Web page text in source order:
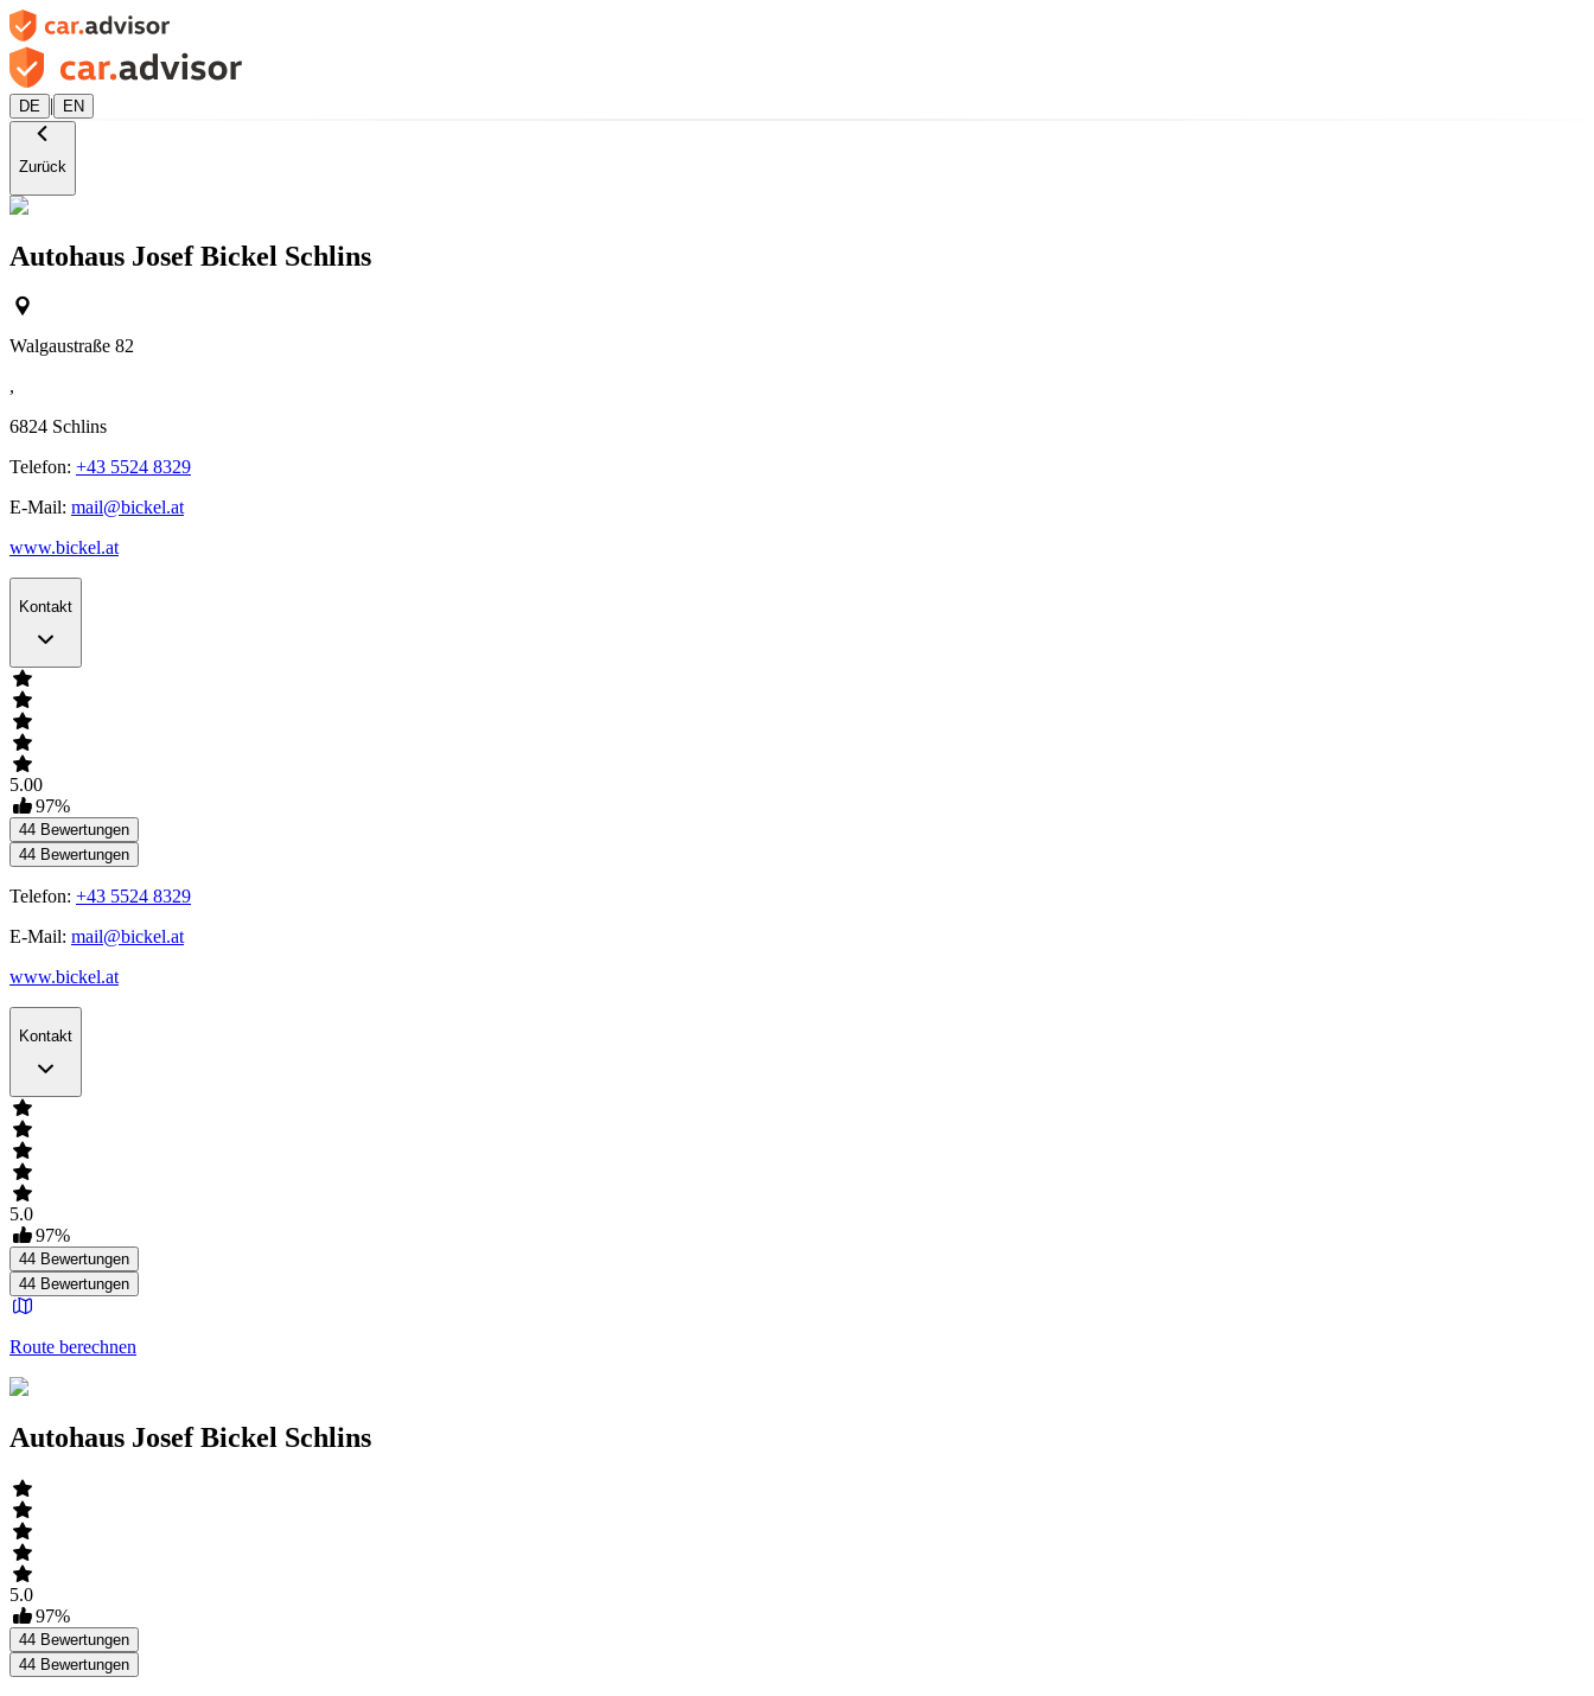
DE | EN
Zurück
Autohaus Josef Bickel Schlins
Walgaustraße 82
,
6824 Schlins
Telefon: +43 5524 8329
E-Mail: mail@bickel.at
www.bickel.at
Kontakt
5.00
97%
44 Bewertungen
44 Bewertungen
Telefon: +43 5524 8329
E-Mail: mail@bickel.at
www.bickel.at
Kontakt
5.0
97%
44 Bewertungen
44 Bewertungen
Route berechnen
Autohaus Josef Bickel Schlins
5.0
97%
44 Bewertungen
44 Bewertungen